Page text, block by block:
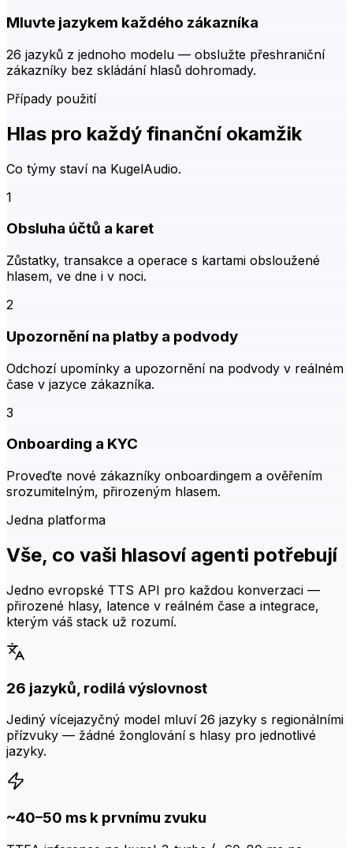
Mluvte jazykem každého zákazníka
26 jazyků z jednoho modelu — obslužte přeshraniční
zákazníky bez skládání hlasů dohromady.
Případy použití
Hlas pro každý finanční okamžik
Co týmy staví na KugelAudio.
1
Obsluha účtů a karet
Zůstatky, transakce a operace s kartami obsloužené
hlasem, ve dne i v noci.
2
Upozornění na platby a podvody
Odchozí upomínky a upozornění na podvody v reálném
čase v jazyce zákazníka.
3
Onboarding a KYC
Proveďte nové zákazníky onboardingem a ověřením
srozumitelným, přirozeným hlasem.
Jedna platforma
Vše, co vaši hlasoví agenti potřebují
Jedno evropské TTS API pro každou konverzaci —
přirozené hlasy, latence v reálném čase a integrace,
kterým váš stack už rozumí.
26 jazyků, rodilá výslovnost
Jediný vícejazyčný model mluví 26 jazyky s regionálními
přízvuky — žádné žonglování s hlasy pro jednotlivé
jazyky.
~40–50 ms k prvnímu zvuku